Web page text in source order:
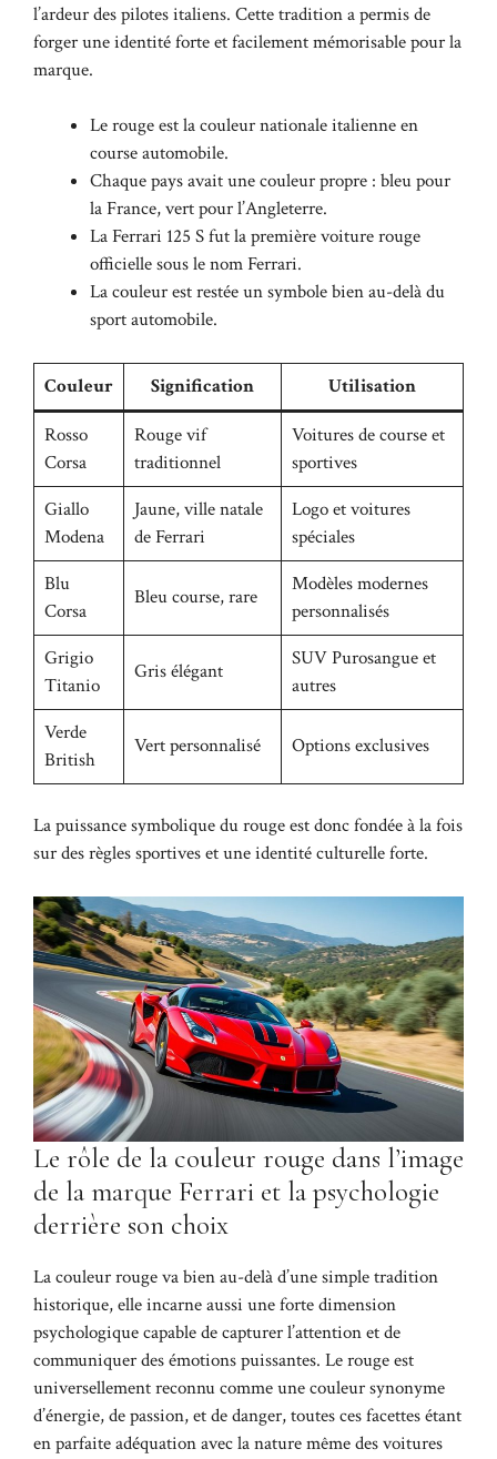
l’ardeur des pilotes italiens. Cette tradition a permis de
forger une identité forte et facilement mémorisable pour la
marque.
Le rouge est la couleur nationale italienne en
course automobile.
Chaque pays avait une couleur propre : bleu pour
la France, vert pour l’Angleterre.
La Ferrari 125 S fut la première voiture rouge
officielle sous le nom Ferrari.
La couleur est restée un symbole bien au-delà du
sport automobile.
Couleur Signification
Utilisation
Rosso
Corsa
Rouge vif
traditionnel
Voitures de course et
sportives
Giallo
Modena
Jaune, ville natale
de Ferrari
Logo et voitures
spéciales
Blu
Corsa
Bleu course, rare
Modèles modernes
personnalisés
Grigio
Titanio
Gris élégant
SUV Purosangue et
autres
Verde
British
Vert personnalisé Options exclusives
La puissance symbolique du rouge est donc fondée à la fois
sur des règles sportives et une identité culturelle forte.
Le rôle de la couleur rouge dans l’image
de la marque Ferrari et la psychologie
derrière son choix
La couleur rouge va bien au-delà d’une simple tradition
historique, elle incarne aussi une forte dimension
psychologique capable de capturer l’attention et de
communiquer des émotions puissantes. Le rouge est
universellement reconnu comme une couleur synonyme
d’énergie, de passion, et de danger, toutes ces facettes étant
en parfaite adéquation avec la nature même des voitures